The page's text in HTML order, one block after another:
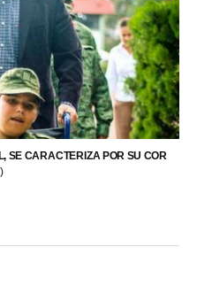
SE CARACTERIZA POR SU COR